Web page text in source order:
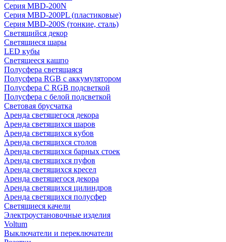
Серия MBD-200N
Серия MBD-200PL (пластиковые)
Серия MBD-200S (тонкие, сталь)
Светящийся декор
Светящиеся шары
LED кубы
Светящееся кашпо
Полусфера светящаяся
Полусфера RGB с аккумулятором
Полусфера С RGB подсветкой
Полусфера с белой подсветкой
Световая брусчатка
Аренда светящегося декора
Аренда светящихся шаров
Аренда светящихся кубов
Аренда светящихся столов
Аренда светящихся барных стоек
Аренда светящихся пуфов
Аренда светящихся кресел
Аренда светящегося декора
Аренда светящихся цилиндров
Аренда светящихся полусфер
Светящиеся качели
Электроустановочные изделия
Voltum
Выключатели и переключатели